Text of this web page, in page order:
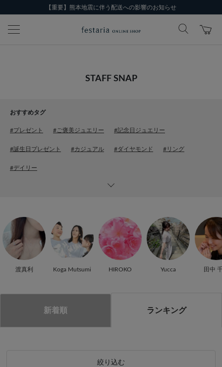
【重要】熊本地震に伴う配送への影響のお知らせ
STAFF SNAP
おすすめタグ
#プレゼント #ご褒美ジュエリー #記念日ジュエリー
#誕生日プレゼント #カジュアル #ダイヤモンド #リング
#デイリー
渡真利 Koga Mutsumi HIROKO Yucca 田中
新着順 ランキング
絞り込む